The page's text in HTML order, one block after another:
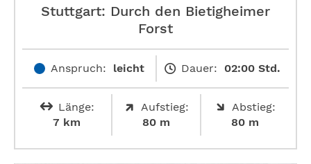
Stuttgart: Durch den Bietigheimer
Forst
Anspruch: leicht Dauer: 02:00 Std.
Länge:
7 km
Aufstieg:
80 m
Abstieg:
80 m